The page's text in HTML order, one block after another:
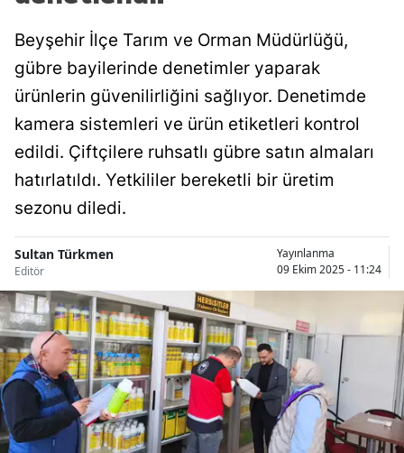
Aydın
Balıkesir
Bingöl
Bolu
Bursa
Çanakkale
Çankırı
Çorum
Beyşehir İlçe Tarım ve Orman Müdürlüğü,
gübre bayilerinde denetimler yaparak
ürünlerin güvenilirliğini sağlıyor. Denetimde
kamera sistemleri ve ürün etiketleri kontrol
edildi. Çiftçilere ruhsatlı gübre satın almaları
hatırlatıldı. Yetkililer bereketli bir üretim
sezonu diledi.
Sultan Türkmen
Editör
Yayınlanma
09 Ekim 2025 - 11:24